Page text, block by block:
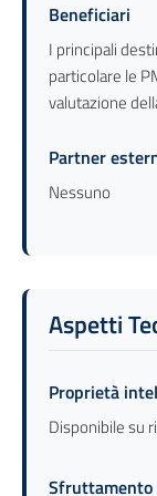
Beneficiari
I principali
particolare le
valutazione
Partner
Nessuno
Aspetti
Proprietà
Disponibile su
Sfruttamento